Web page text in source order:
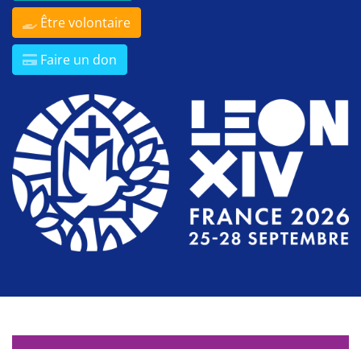
Être volontaire
Faire un don